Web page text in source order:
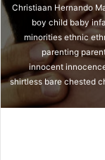
Christiaan Hernando
boy child baby
minorities ethnic
parenting
innocent
shirtless bare chested